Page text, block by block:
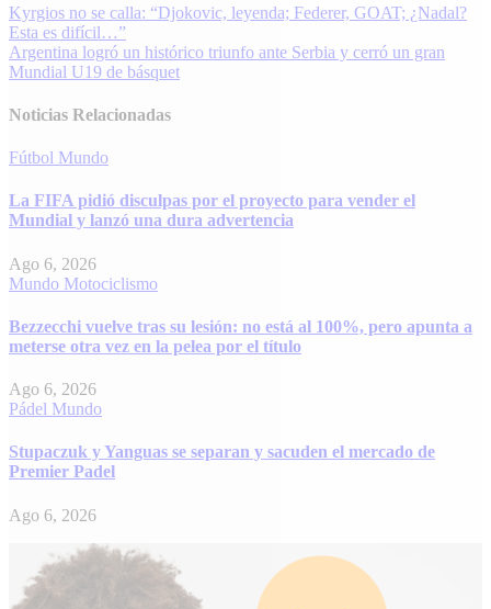
Navegación
de
entradas
Kyrgios no se calla: “Djokovic, leyenda; Federer, GOAT; ¿Nadal?
Esta es difícil…”
Argentina logró un histórico triunfo ante Serbia y cerró un gran
Mundial U19 de básquet
Noticias Relacionadas
Fútbol Mundo
La FIFA pidió disculpas por el proyecto para vender el
Mundial y lanzó una dura advertencia
Ago 6, 2026
Mundo Motociclismo
Bezzecchi vuelve tras su lesión: no está al 100%, pero apunta a
meterse otra vez en la pelea por el título
Ago 6, 2026
Pádel Mundo
Stupaczuk y Yanguas se separan y sacuden el mercado de
Premier Padel
Ago 6, 2026